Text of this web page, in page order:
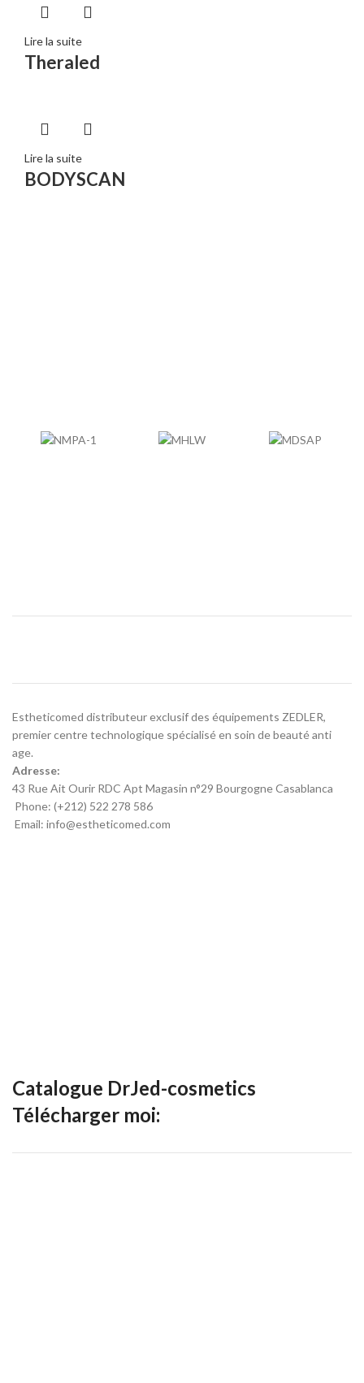
Lire la suite
Theraled
Lire la suite
BODYSCAN
Estheticomed distributeur exclusif des équipements ZEDLER,
premier centre technologique spécialisé en soin de beauté anti
age.
Adresse:
43 Rue Ait Ourir RDC Apt Magasin n°29 Bourgogne Casablanca
Phone: (+212) 522 278 586
Email: info@estheticomed.com
Catalogue DrJed-cosmetics
Télécharger moi: